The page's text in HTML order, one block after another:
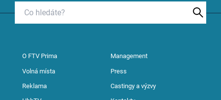
O FTV Prima Management
Volná místa Press
Reklama Castingy a výzvy